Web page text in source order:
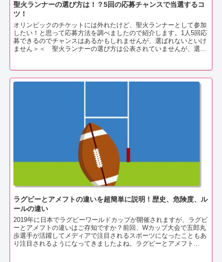
聖火ランナーの選び方は！？5回の応募チャンスで当選するコ
ツ！
オリンピックのチケットには外れたけど、聖火ランナーとして参加
したい！と思って応募方法を調べましたので紹介します。1人5回応
募できるのでチャンスはあるかもしれませんが、選ばれないといけ
ません＞＜ 聖火ランナーの選び方は公表されていませんが、選...
ラグビーとアメフトの違いを超簡単に説明！歴史、危険度、ル
ールの違い
2019年に日本でラグビーワールドカップが開催されますが、ラグビ
ーとアメフトの違いはご存知ですか？前回、Wカップ大会で五郎丸
歩選手が活躍してメディアで注目されるスポーツになったこともあ
り注目されるようになってきましたよね。ラグビーとアメフト...